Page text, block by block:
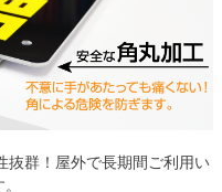
抜群！屋外で長期間ご利用い